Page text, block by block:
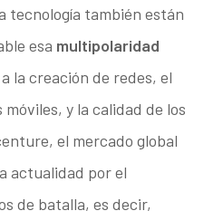
tecnología también están
esa multipolaridad
la creación de redes, el
y la calidad de los
el mercado global
actualidad por el
de batalla, es decir,